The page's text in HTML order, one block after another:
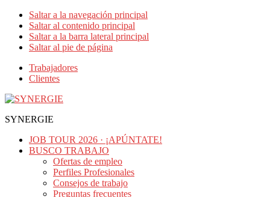
Saltar a la navegación principal
Saltar al contenido principal
Saltar a la barra lateral principal
Saltar al pie de página
Trabajadores
Clientes
SYNERGIE
JOB TOUR 2026 · ¡APÚNTATE!
BUSCO TRABAJO
Ofertas de empleo
Perfiles Profesionales
Consejos de trabajo
Preguntas frecuentes